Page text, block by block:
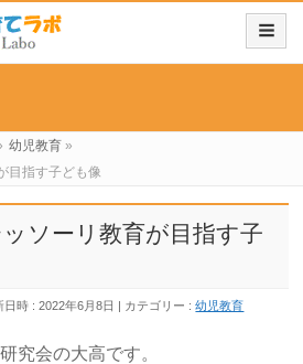
幼児教育 »
目指す子ども像
ソーリ教育が目指す子
日時 : 2022年6月8日 カテゴリー :幼児教育
究会の大高です。